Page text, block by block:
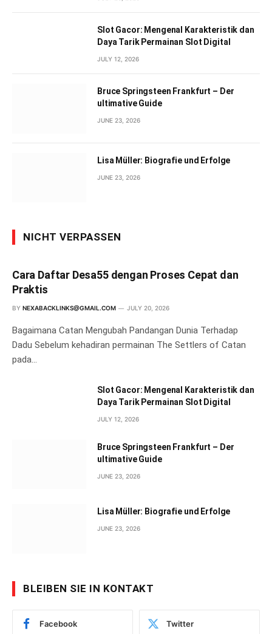
Slot Gacor: Mengenal Karakteristik dan
Daya Tarik Permainan Slot Digital
JULY 12, 2026
Bruce Springsteen Frankfurt – Der
ultimative Guide
JUNE 23, 2026
Lisa Müller: Biografie und Erfolge
JUNE 23, 2026
NICHT VERPASSEN
Cara Daftar Desa55 dengan Proses Cepat dan
Praktis
BY NEXABACKLINKS@GMAIL.COM JULY 20, 2026
Bagaimana Catan Mengubah Pandangan Dunia Terhadap
Dadu Sebelum kehadiran permainan The Settlers of Catan
pada…
Slot Gacor: Mengenal Karakteristik dan
Daya Tarik Permainan Slot Digital
JULY 12, 2026
Bruce Springsteen Frankfurt – Der
ultimative Guide
JUNE 23, 2026
Lisa Müller: Biografie und Erfolge
JUNE 23, 2026
BLEIBEN SIE IN KONTAKT
Facebook Twitter